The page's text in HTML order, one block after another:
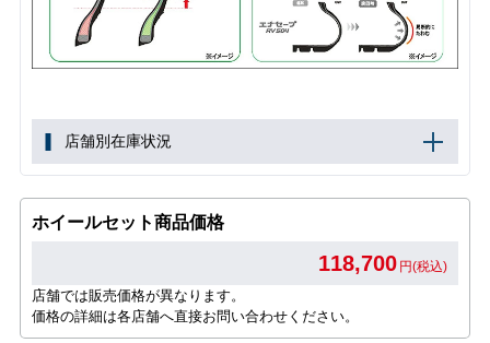
店舗別在庫状況
ホイールセット商品価格
118,700 円(税込)
店舗では販売価格が異なります。
価格の詳細は各店舗へ直接お問い合わせください。